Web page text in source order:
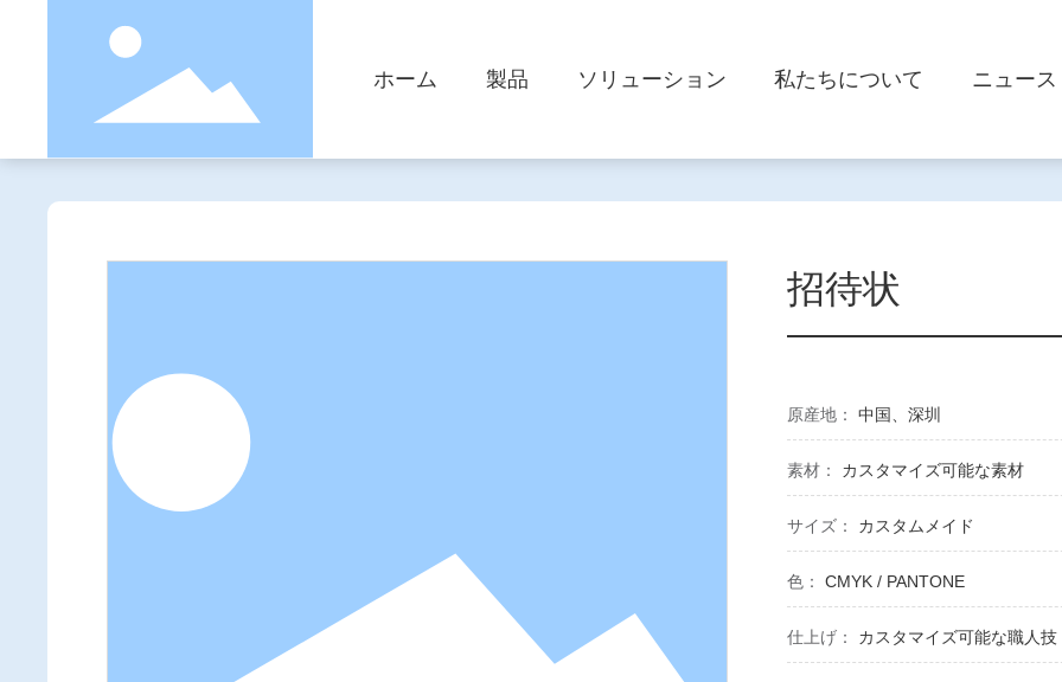
ホーム 製品 ソリューション 私たちについて ニュース
招待状
原産地： 中国、深圳
素材： カスタマイズ可能な素材
サイズ： カスタムメイド
色： CMYK / PANTONE
仕上げ： カスタマイズ可能な職人技